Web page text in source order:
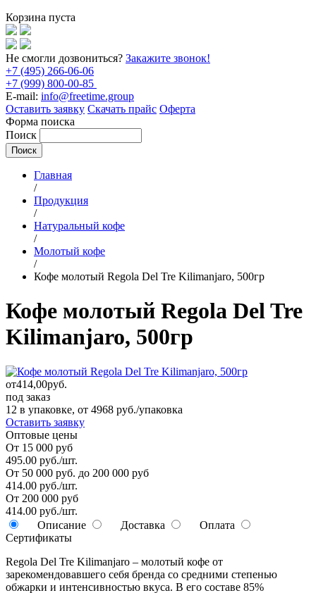
Корзина пуста
Не смогли дозвониться? Закажите звонок!
+7 (495) 266-06-06
+7 (999) 800-00-85
E-mail: info@freetime.group
Оставить заявку Скачать прайс Оферта
Форма поиска
Поиск
Главная
/
Продукция
/
Натуральный кофе
/
Молотый кофе
/
Кофе молотый Regola Del Tre Kilimanjaro, 500гр
Кофе молотый Regola Del Tre
Kilimanjaro, 500гр
от414,00руб.
под заказ
12 в упаковке, от 4968 руб./упаковка
Оставить заявку
Оптовые цены
От 15 000 руб
495.00 руб./шт.
От 50 000 руб. до 200 000 руб
414.00 руб./шт.
От 200 000 руб
414.00 руб./шт.
Описание
Доставка
Оплата
Сертификаты
Regola Del Tre Kilimanjaro – молотый кофе от
зарекомендовавшего себя бренда со средними степенью
обжарки и интенсивностью вкуса. В его составе 85%